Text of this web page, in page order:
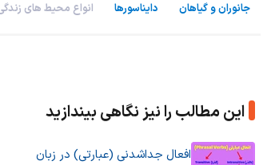
جانوران و گیاهان دایناسورها انواع محیط های
این مطالب را نیز نگاهی بیندازید
افعال جداشدنی (عبارتی) در زبان